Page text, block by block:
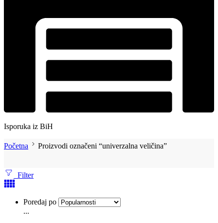
Isporuka iz BiH
Početna Proizvodi označeni “univerzalna veličina”
Filter
Poredaj po
...